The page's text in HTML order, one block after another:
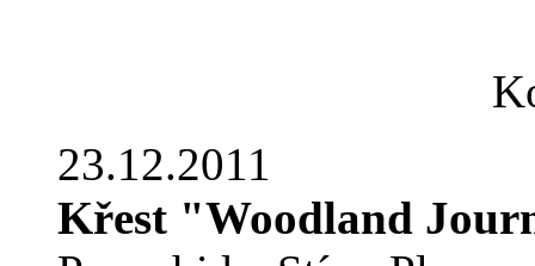
23.12.2011
Křest "Woodland